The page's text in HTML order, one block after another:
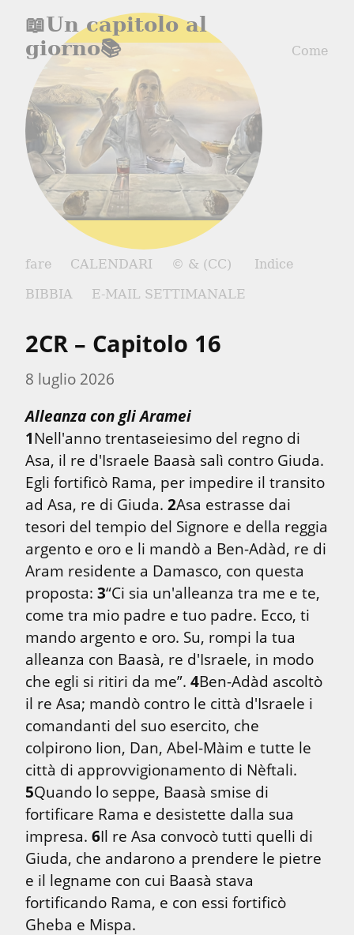
📖Un capitolo al
giorno📚
Come
fare CALENDARI © & (CC)
Indice
BIBBIA
E-MAIL SETTIMANALE
2CR – Capitolo 16
8 luglio 2026
Alleanza con gli Aramei
1Nell'anno trentaseiesimo del regno di
Asa, il re d'Israele Baasà salì contro Giuda.
Egli fortificò Rama, per impedire il transito
ad Asa, re di Giuda. 2Asa estrasse dai
tesori del tempio del Signore e della reggia
argento e oro e li mandò a Ben-Adàd, re di
Aram residente a Damasco, con questa
proposta: 3“Ci sia un'alleanza tra me e te,
come tra mio padre e tuo padre. Ecco, ti
mando argento e oro. Su, rompi la tua
alleanza con Baasà, re d'Israele, in modo
che egli si ritiri da me”. 4Ben-Adàd ascoltò
il re Asa; mandò contro le città d'Israele i
comandanti del suo esercito, che
colpirono Iion, Dan, Abel-Màim e tutte le
5Quando lo seppe, Baasà smise di
fortificare Rama e desistette dalla sua
impresa. 6Il re Asa convocò tutti quelli di
Giuda, che andarono a prendere le pietre
e il legname con cui Baasà stava
fortificando Rama, e con essi fortificò